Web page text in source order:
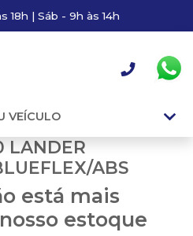
18h | Sáb - 9h às 14h
VEÍCULO
LANDER
ABS
está mais
estoque